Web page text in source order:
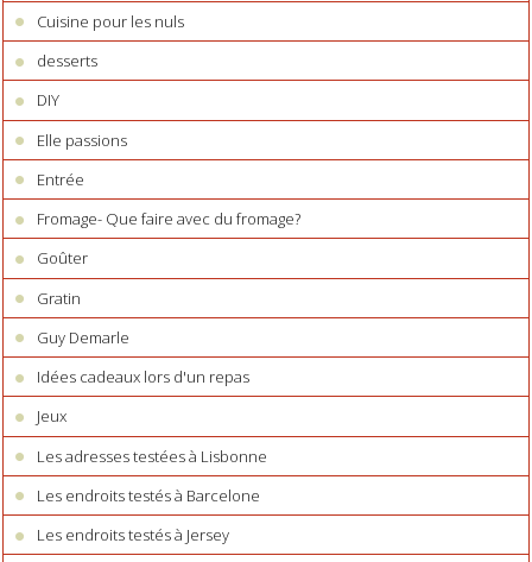
Cuisine pour les nuls
desserts
DIY
Elle passions
Entrée
Fromage- Que faire avec du fromage?
Goûter
Gratin
Guy Demarle
Idées cadeaux lors d'un repas
Jeux
Les adresses testées à Lisbonne
Les endroits testés à Barcelone
Les endroits testés à Jersey